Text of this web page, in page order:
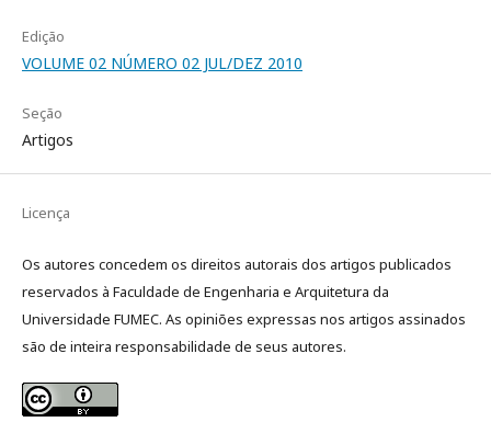
Edição
VOLUME 02 NÚMERO 02 JUL/DEZ 2010
Seção
Artigos
Licença
Os autores concedem os direitos autorais dos artigos publicados
reservados à Faculdade de Engenharia e Arquitetura da
Universidade FUMEC. As opiniões expressas nos artigos assinados
são de inteira responsabilidade de seus autores.